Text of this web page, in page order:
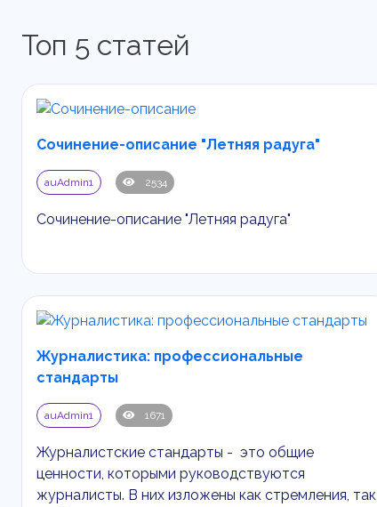
Топ 5 статей
Сочинение-описание "Летняя радуга"
auAdmin1 2534
Сочинение-описание "Летняя радуга"
Журналистика: профессиональные
стандарты
auAdmin1 1671
Журналистские стандарты - это общие
ценности, которыми руководствуются
журналисты. В них изложены как стремления, так